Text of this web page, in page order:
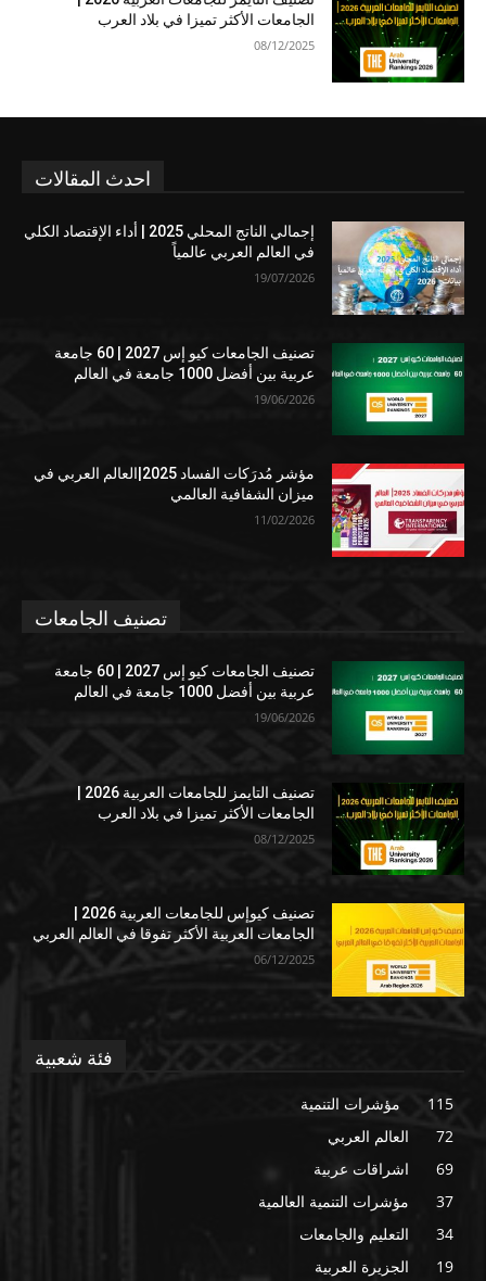
الجامعات الأكثر تميزا في بلاد العرب
08/12/2025
احدث المقالات
إجمالي الناتج المحلي 2025 | أداء الإقتصاد الكلي
في العالم العربي عالمياً
19/07/2026
تصنيف الجامعات كيو إس 2027 | 60 جامعة
عربية بين أفضل 1000 جامعة في العالم
19/06/2026
مؤشر مُدرَكات الفساد 2025|العالم العربي في
ميزان الشفافية العالمي
11/02/2026
تصنيف الجامعات
تصنيف الجامعات كيو إس 2027 | 60 جامعة
عربية بين أفضل 1000 جامعة في العالم
19/06/2026
تصنيف التايمز للجامعات العربية 2026 |
الجامعات الأكثر تميزا في بلاد العرب
08/12/2025
الجامعات العربية الأكثر تفوقا في العالم العربي
06/12/2025
فئة شعبية
مؤشرات التنمية
115
العالم العربي
72
اشراقات عربية
69
مؤشرات التنمية العالمية
37
التعليم والجامعات
34
الجزيرة العربية
19